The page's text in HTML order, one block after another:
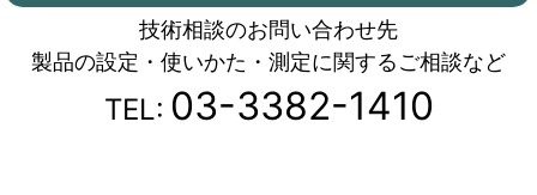
技術相談のお問い合わせ先
製品の設定・使いかた・測定に関するご相談など
TEL: 03-3382-1410